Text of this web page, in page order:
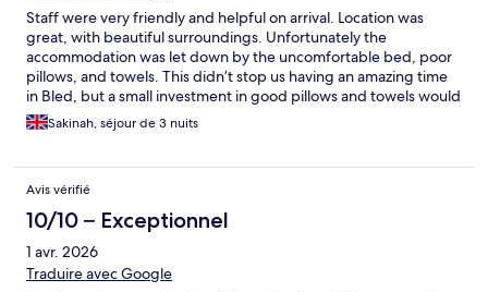
Staff were very friendly and helpful on arrival. Location was
great, with beautiful surroundings. Unfortunately the
accommodation was let down by the uncomfortable bed, poor
pillows, and towels. This didn’t stop us having an amazing time
in Bled, but a small investment in good pillows and towels would
have improved the sleep and experience at the hotel.
Sakinah, séjour de 3 nuits
Avis vérifié
10/10 – Exceptionnel
1 avr. 2026
Traduire avec Google